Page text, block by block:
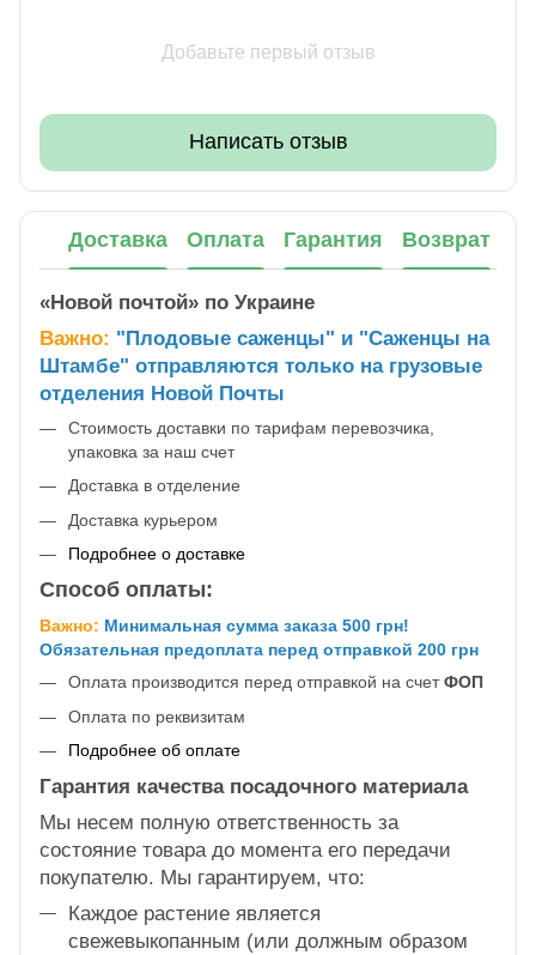
Добавьте первый отзыв
Написать отзыв
Доставка Оплата Гарантия Возврат
«Новой почтой» по Украине
Важно: "Плодовые саженцы" и "Саженцы на
Штамбе" отправляются только на грузовые
отделения Новой Почты
Стоимость доставки по тарифам перевозчика,
упаковка за наш счет
Доставка в отделение
Доставка курьером
Подробнее о доставке
Способ оплаты:
Важно: Минимальная сумма заказа 500 грн!
Обязательная предоплата перед отправкой 200 грн
Оплата производится перед отправкой на счетФОП
Оплата по реквизитам
Подробнее об оплате
Гарантия качества посадочного материала
Мы несем полную ответственность за
состояние товара до момента его передачи
покупателю. Мы гарантируем, что:
Каждое растение является
свежевыкопанным (или должным образом